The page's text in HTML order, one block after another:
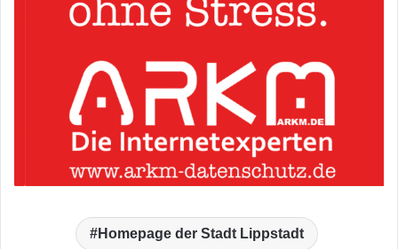
Homepage der Stadt Lippstadt